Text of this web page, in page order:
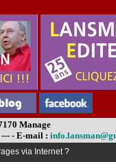
Manage
- E-mail :
via Internet ?